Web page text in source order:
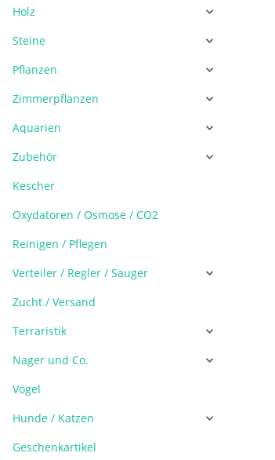
Holz
Steine
Pflanzen
Zimmerpflanzen
Aquarien
Zubehör
Kescher
Oxydatoren / Osmose / CO2
Reinigen / Pflegen
Verteiler / Regler / Sauger
Zucht / Versand
Terraristik
Nager und Co.
Vögel
Hunde / Katzen
Geschenkartikel